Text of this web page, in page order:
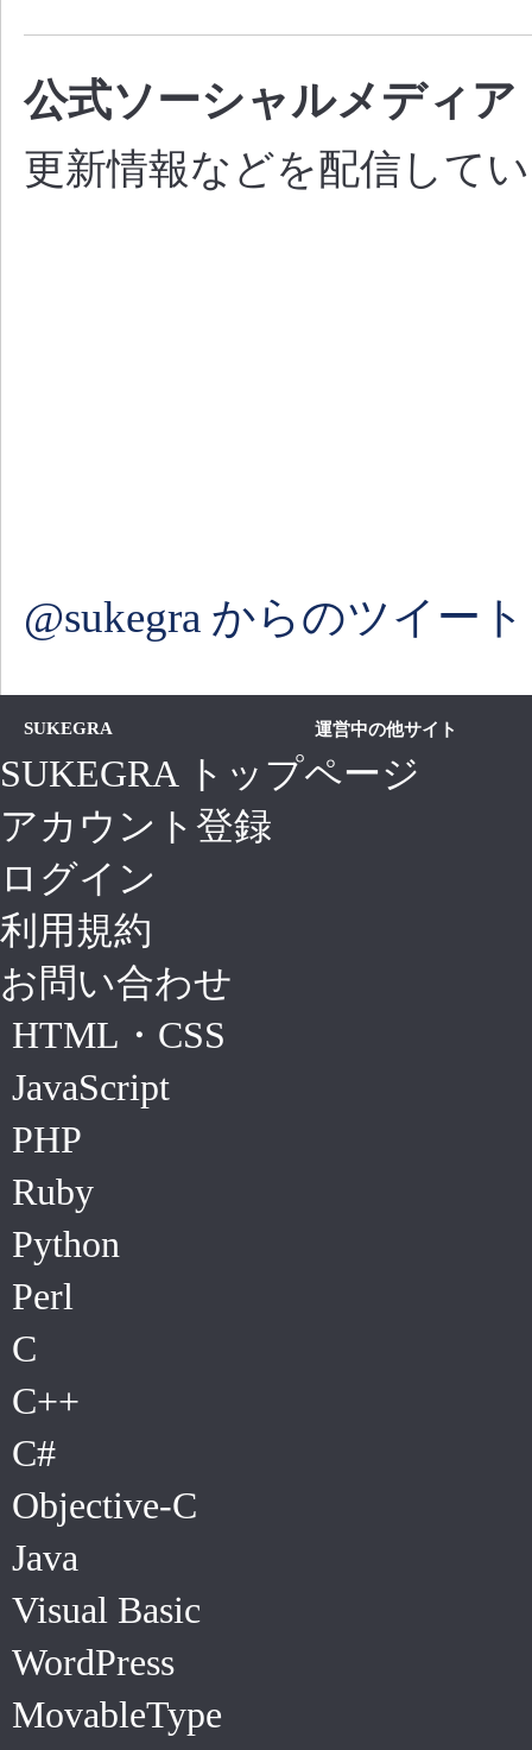
公式ソーシャルメディア
更新情報などを配信して
@sukegra からのツイート
SUKEGRA 運営中の他サイト
SUKEGRA トップページ
アカウント登録
ログイン
利用規約
お問い合わせ
HTML・CSS
JavaScript
PHP
Ruby
Python
Perl
C
C++
C#
Objective-C
Java
Visual Basic
WordPress
MovableType